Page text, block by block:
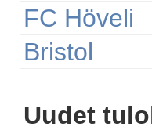
FC Höveli
Bristol
Uudet